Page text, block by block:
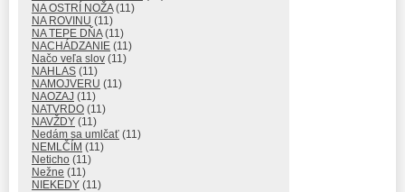
NA OSTRÍ NOŽA(11)
NA ROVINU (11)
NA TEPE DŇA(11)
NACHÁDZANIE (11)
Načo veľa slov (11)
NAHLAS (11)
NAMOJVERU (11)
NAOZAJ (11)
NATVRDO (11)
NAVŽDY (11)
Nedám sa umlčať (11)
NEMLČÍM (11)
Neticho (11)
Nežne (11)
NIEKEDY (11)